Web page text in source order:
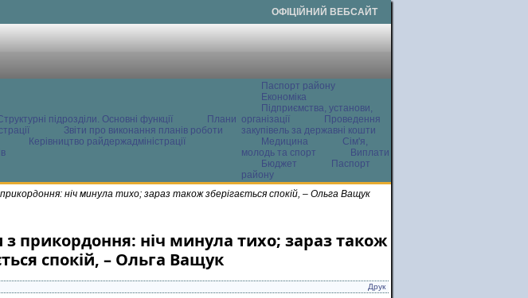
ОФІЦІЙНИЙ ВЕБСАЙТ
підрозділи. Основні функції
Плани
Звіти про виконання планів роботи
Керівництво райдержадміністрації
Паспорт району
Економіка
Підприємства, установи,
організації
Проведення
закупівель за державні кошти
Медицина
Сім'я,
молодь та спорт
Виплати
Бюджет
Паспорт
району
ніч минула тихо; зараз також зберігається спокій, – Ольга Ващук
прикордоння: ніч минула тихо; зараз також
спокій, – Ольга Ващук
Друк